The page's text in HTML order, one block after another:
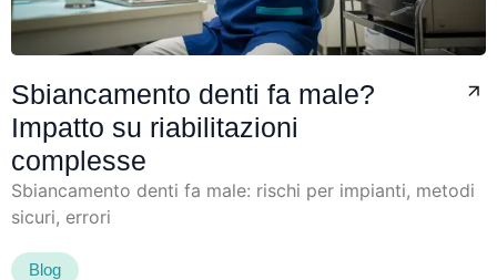
Sbiancamento denti fa male?
Impatto su riabilitazioni
complesse
Sbiancamento denti fa male: rischi per impianti, metodi
sicuri, errori
Blog